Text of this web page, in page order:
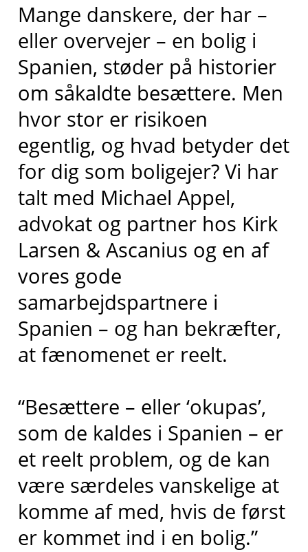
Mange danskere, der har –
eller overvejer – en bolig i
Spanien, støder på historier
om såkaldte besættere. Men
hvor stor er risikoen
egentlig, og hvad betyder det
for dig som boligejer? Vi har
talt med Michael Appel,
advokat og partner hos Kirk
Larsen & Ascanius og en af
vores gode
samarbejdspartnere i
Spanien – og han bekræfter,
at fænomenet er reelt.
“Besættere – eller ‘okupas’,
som de kaldes i Spanien – er
et reelt problem, og de kan
være særdeles vanskelige at
komme af med, hvis de først
er kommet ind i en bolig.”